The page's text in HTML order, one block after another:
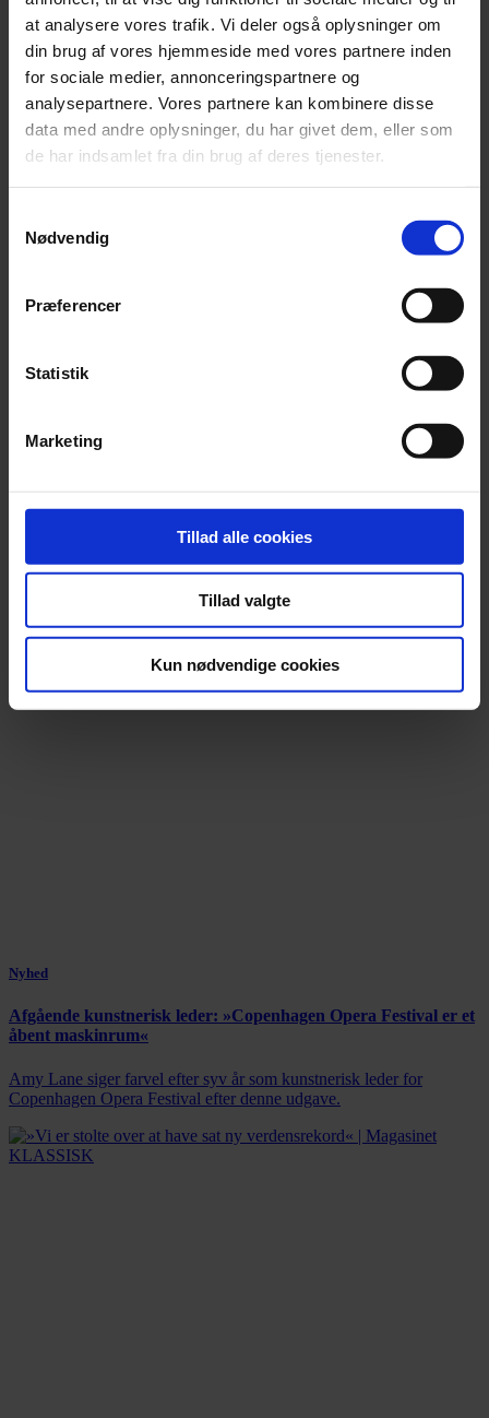
at analysere vores trafik. Vi deler også oplysninger om
din brug af vores hjemmeside med vores partnere inden
for sociale medier, annonceringspartnere og
analysepartnere. Vores partnere kan kombinere disse
data med andre oplysninger, du har givet dem, eller som
de har indsamlet fra din brug af deres tjenester.
Nødvendig
Præferencer
Statistik
Marketing
Tillad alle cookies
Tillad valgte
Kun nødvendige cookies
FLERE NYHEDER
Orkesterledelse forbyder røde nelliker
nu slår ledelsen hårdt ned på det røde symbol.
Nyhed
Afgående kunstnerisk leder: »Copenhagen Opera Festival er et
åbent maskinrum«
Amy Lane siger farvel efter syv år som kunstnerisk leder for
Copenhagen Opera Festival efter denne udgave.